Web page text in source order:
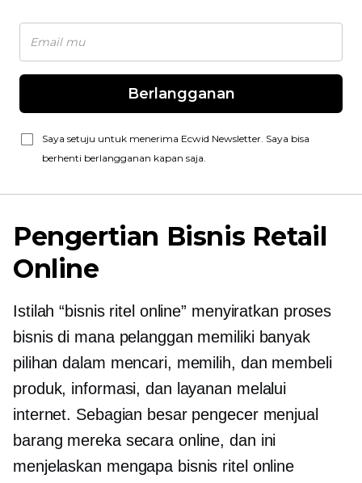
Berlangganan
Saya setuju untuk menerima Ecwid Newsletter. Saya bisa
berhenti berlangganan kapan saja.
Pengertian Bisnis Retail
Online
Istilah “bisnis ritel online” menyiratkan proses
bisnis di mana pelanggan memiliki banyak
pilihan dalam mencari, memilih, dan membeli
produk, informasi, dan layanan melalui
internet. Sebagian besar pengecer menjual
barang mereka secara online, dan ini
menjelaskan mengapa bisnis ritel online